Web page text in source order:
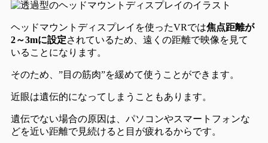
ヘッドマウントディスプレイを使ったVRでは焦点距離が
2～3mに設定されているため、遠くの距離で映像を見て
いることになります。
そのため、 ”目の筋肉”を緩めて使う ことができます。
近眼は遺伝的になってしまうこともあります。
遺伝でない場合の原因は、 パソコンやスマートフォンな
どを近い距離で見続けると目が疲れるからです。